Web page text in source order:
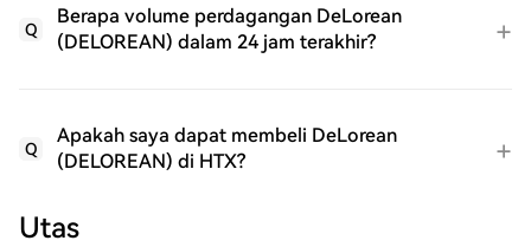
Q
Berapa volume perdagangan DeLorean
(DELOREAN) dalam 24 jam terakhir?
Q
Apakah saya dapat membeli DeLorean
(DELOREAN) di HTX?
Utas